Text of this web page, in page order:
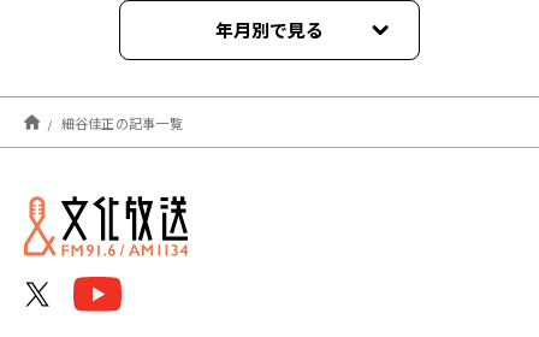
年月別で見る
2026年05月
2026年04月
2023年09月
細谷佳正の記事一覧